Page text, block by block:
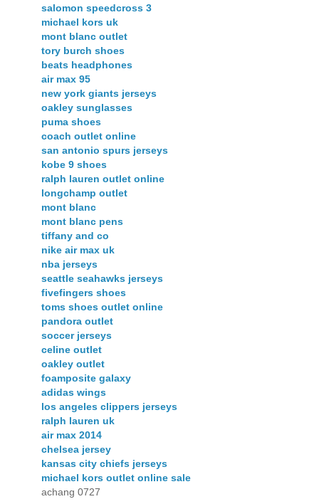
salomon speedcross 3
michael kors uk
mont blanc outlet
tory burch shoes
beats headphones
air max 95
new york giants jerseys
oakley sunglasses
puma shoes
coach outlet online
san antonio spurs jerseys
kobe 9 shoes
ralph lauren outlet online
longchamp outlet
mont blanc
mont blanc pens
tiffany and co
nike air max uk
nba jerseys
seattle seahawks jerseys
fivefingers shoes
toms shoes outlet online
pandora outlet
soccer jerseys
celine outlet
oakley outlet
foamposite galaxy
adidas wings
los angeles clippers jerseys
ralph lauren uk
air max 2014
chelsea jersey
kansas city chiefs jerseys
michael kors outlet online sale
achang 0727